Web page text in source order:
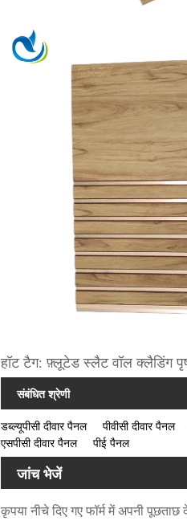
हॉट टैग: फ़्लूटेड स्लैट वॉल क्लैडिंग
संबंधित श्रेणी
डब्ल्यूपीसी दीवार पैनल
पीवीसी दीवार पैनल
एसपीसी दीवार पैनल
पीई पैनल
जांच भेजें
कृपया नीचे दिए गए फॉर्म में अपनी